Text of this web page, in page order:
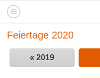
Feiertage 2020
« 2019